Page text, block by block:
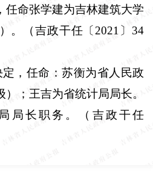
任命张学建为吉林建筑大学
。（吉政干任〔2021 〕 34
，任命：苏衡为省人民政
；王吉为省统计局局长。
局长职务。（吉政干任